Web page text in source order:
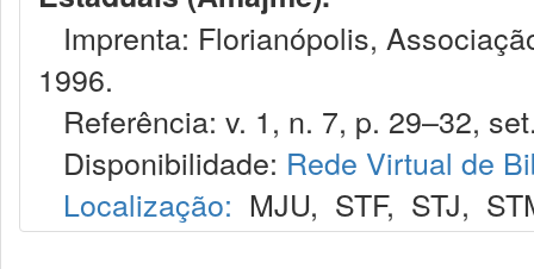
Imprenta: Florianópolis,
1996.
Referência: v. 1, n. 7, p. 29–32,
Disponibilidade: Rede Virtual de
Localização: MJU, STF, STJ,